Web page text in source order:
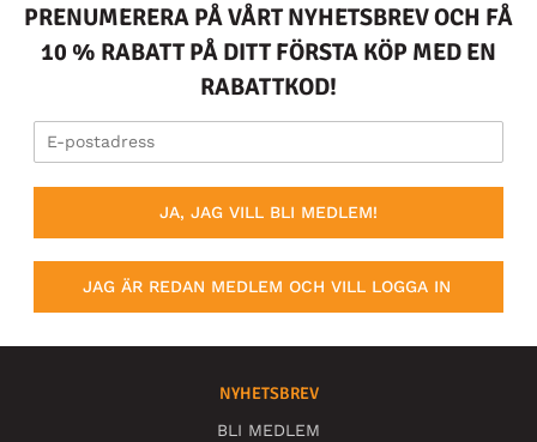
PRENUMERERA PÅ VÅRT NYHETSBREV OCH FÅ
10 % RABATT PÅ DITT FÖRSTA KÖP MED EN
RABATTKOD!
JA, JAG VILL BLI MEDLEM!
JAG ÄR REDAN MEDLEM OCH VILL LOGGA IN
NYHETSBREV
BLI MEDLEM